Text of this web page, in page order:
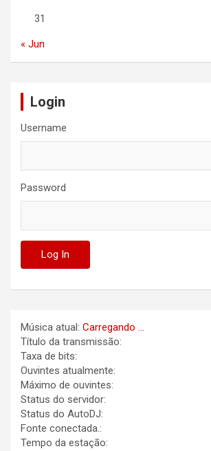
31
« Jun
Login
Username
Password
Música atual: Carregando ...
Título da transmissão:
Taxa de bits:
Ouvintes atualmente:
Máximo de ouvintes:
Status do servidor:
Status do AutoDJ:
Fonte conectada.:
Tempo da estação: